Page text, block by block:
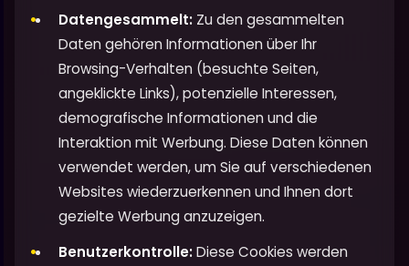
Datengesammelt: Zu den gesammelten
Daten gehören Informationen über Ihr
Browsing-Verhalten (besuchte Seiten,
angeklickte Links), potenzielle Interessen,
demografische Informationen und die
Interaktion mit Werbung. Diese Daten können
verwendet werden, um Sie auf verschiedenen
Websites wiederzuerkennen und Ihnen dort
gezielte Werbung anzuzeigen.
Benutzerkontrolle:Diese Cookies werden